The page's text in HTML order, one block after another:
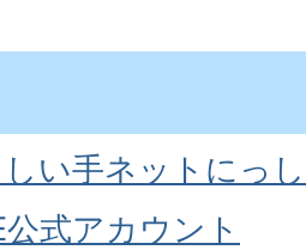
い手ネットにっ
式アカウント